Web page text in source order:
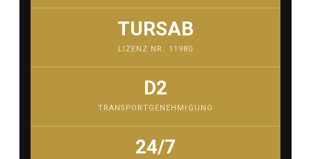
TURSAB
LIZENZ NR. 11980
D2
TRANSPORTGENEHMIGUNG
24/7